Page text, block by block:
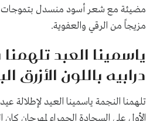
مضيئة مع شعر أسود منسدل
مزيجاً من الرقي والعفوية.
ياسمينا العبد
درابيه باللون الأزرق
تلهمنا النجمة ياسمينا العيد لإطلالة
الأول على السجادة الحمراء لمهرجان كان